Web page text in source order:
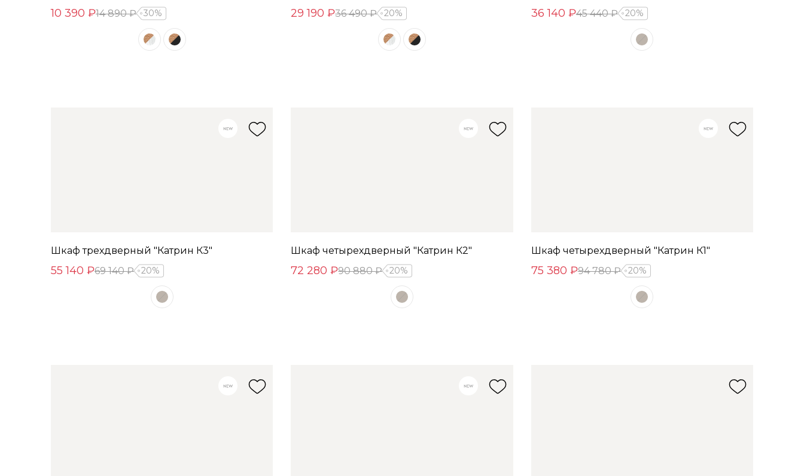
10 390 ₽14 890 ₽ 30% 29 190 ₽36 490 ₽ 20% 36 140 ₽45 440 ₽ 20%
Шкаф трехдверный "Катрин К3"
55 140 ₽69 140 ₽ 20%
Шкаф четырехдверный "Катрин К2"
72 280 ₽90 880 ₽ 20%
Шкаф четырехдверный "Катрин К1"
75 380 ₽94 780 ₽ 20%